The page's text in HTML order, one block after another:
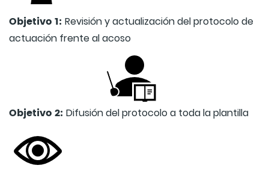
Objetivo 1: Revisión y actualización del protocolo de
actuación frente al acoso
Objetivo 2: Difusión del protocolo a toda la plantilla